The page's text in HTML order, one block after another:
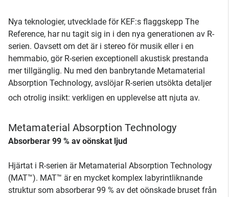
Nya teknologier, utvecklade för KEF:s flaggskepp The
Reference, har nu tagit sig in i den nya generationen av R-
serien. Oavsett om det är i stereo för musik eller i en
hemmabio, gör R-serien exceptionell akustisk prestanda
mer tillgänglig. Nu med den banbrytande Metamaterial
Absorption Technology, avslöjar R-serien utsökta detaljer
och otrolig insikt: verkligen en upplevelse att njuta av.
Metamaterial Absorption Technology
Absorberar 99 % av oönskat ljud
Hjärtat i R-serien är Metamaterial Absorption Technology
(MAT™). MAT™ är en mycket komplex labyrintliknande
struktur som absorberar 99 % av det oönskade bruset från